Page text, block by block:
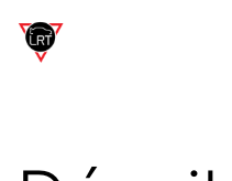
Aller
Laverdière